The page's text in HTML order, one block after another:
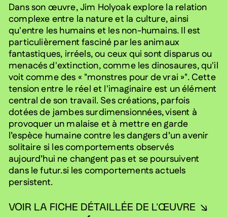
Dans son œuvre, Jim Holyoak explore la relation
complexe entre la nature et la culture, ainsi
qu'entre les humains et les non-humains. Il est
particulièrement fasciné par les animaux
fantastiques, irréels, ou ceux qui sont disparus ou
menacés d'extinction, comme les dinosaures, qu'il
voit comme des « "monstres pour de vrai »". Cette
tension entre le réel et l'imaginaire est un élément
central de son travail. Ses créations, parfois
dotées de jambes surdimensionnées, visent à
provoquer un malaise et à mettre en garde
l’espèce humaine contre les dangers d’un avenir
solitaire si les comportements observés
aujourd’hui ne changent pas et se poursuivent
dans le futur.si les comportements actuels
persistent.
VOIR LA FICHE DÉTAILLÉE DE L'ŒUVRE